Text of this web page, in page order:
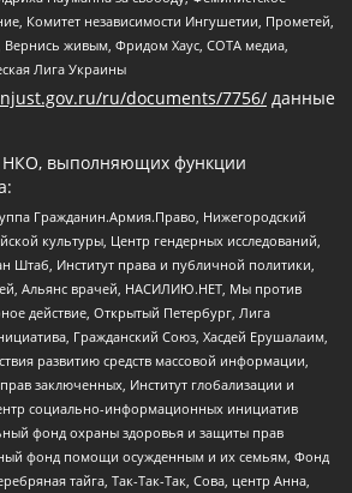
Комитет независимости Ингушетии, Прометей,
Вернись живым, Фридом Хаус, СОТА медиа,
Лига Украины
ru/documents/7756/ данные
НКО, выполняющих функции
Гражданин.Армия.Право, Нижегородский
культуры, Центр гендерных исследований,
Штаб, Институт права и публичной политики,
Альянс врачей, НАСИЛИЮ.НЕТ, Мы против
действие, Открытый Петербург, Лига
Гражданский Союз, Хасдей Ерушалаим,
развитию средств массовой информации,
заключенных, Институт глобализации и
социально-информационных инициатив
фонд охраны здоровья и защиты прав
фонд помощи осужденным и их семьям, Фонд
тайга, Так-Так-Так, Сова, центр Анна,